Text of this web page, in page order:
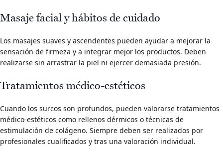
Masaje facial y hábitos de cuidado
Los masajes suaves y ascendentes pueden ayudar a mejorar la
sensación de firmeza y a integrar mejor los productos. Deben
realizarse sin arrastrar la piel ni ejercer demasiada presión.
Tratamientos médico-estéticos
Cuando los surcos son profundos, pueden valorarse tratamientos
médico-estéticos como rellenos dérmicos o técnicas de
estimulación de colágeno. Siempre deben ser realizados por
profesionales cualificados y tras una valoración individual.